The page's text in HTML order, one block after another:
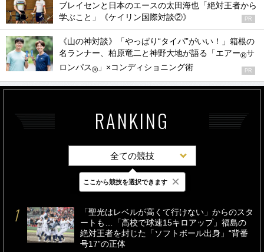
ブレイセンと日本のエースの太田海也「絶対王者から
学ぶこと」《ケイリン国際対談②》
PR
《山の神対談》「やっぱり“タイパ”がいい！」箱根の
名ランナー、柏原竜二と神野大地が語る「エアー®サ
ロンパス® 」×コンディショニング術 PR
RANKING
全ての競技
最新 24時間 週間
「聖光はレベルが高くて行けない」からのスタ
ートも…「高校で球速15キロアップ」福島の
絶対王者を封じた「ソフトボール出身」“背番
号17”の正体
ここから競技を選択できます ×